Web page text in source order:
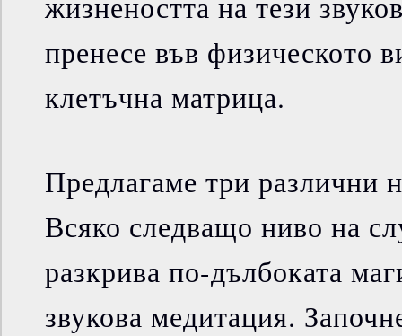
пренесе във физическото
клетъчна матрица.
Предлагаме три различни
Всяко следващо ниво на
разкрива по-дълбоката
звукова медитация.